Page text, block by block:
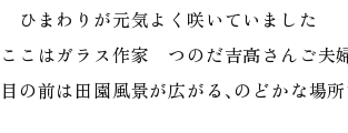
ひまわりが元気よく咲いていました
ここはガラス作家 つのだ吉高さんご夫
目の前は田園風景が広がる、のどかな場